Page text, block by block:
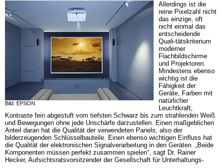
Bild: EPSON
Allerdings ist die
reine Pixelzahl nicht
das einzige, oft
nicht einmal das
entscheidende
Quali-tätskriterium
moderner
Flachbildschirme
und Projektoren.
Mindestens ebenso
wichtig ist die
Fähigkeit der
Geräte, Farben mit
natürlicher
Leuchtkraft,
Kontraste fein abgestuft vom tiefsten Schwarz bis zum strahlenden Weiß
und Bewegungen ohne jede Unschärfe darzustellen. Einen maßgeblichen
Anteil daran hat die Qualität der verwendeten Panels, also der
bilderzeugenden Schlüsselbauteile. Einen ebenso wichtigen Einfluss hat
die Qualität der elektronischen Signalverarbeitung in den Geräten. „Beide
Komponenten müssen perfekt zusammen spielen“, sagt Dr. Rainer
Hecker, Aufsichtsratsvorsitzender der Gesellschaft für Unterhaltungs-